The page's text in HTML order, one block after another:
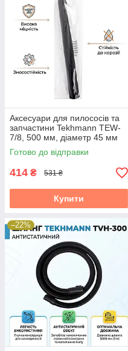
Аксесуари для пилососів та
запчастини Tekhmann TEW-
7/8, 500 мм, діаметр 45 мм
Готово до відправки
414 ₴ 531 ₴
Купити
–22%